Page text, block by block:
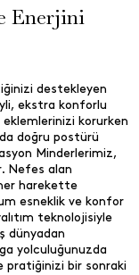
Enerjini
destekleyen
ekstra konforlu
eklemlerinizi korurken
doğru postürü
Minderlerimiz,
Nefes alan
harekette
esneklik ve konfor
teknolojisiyle
dünyadan
yolculuğunuzda
pratiğinizi bir sonraki